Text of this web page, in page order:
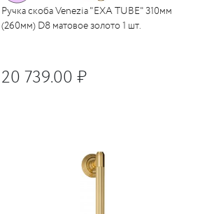
Ручка скоба Venezia "EXA TUBE" 310мм
(260мм) D8 матовое золото 1 шт.
20 739.00 ₽